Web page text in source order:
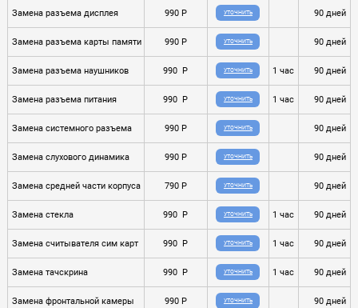
Замена разъема дисплея 990 P УТОЧНИТЬ 90 дней
Замена разъема карты памяти 990 P УТОЧНИТЬ 90 дней
Замена разъема наушников 990 P УТОЧНИТЬ 1 час 90 дней
Замена разъема питания 990 P УТОЧНИТЬ 1 час 90 дней
Замена системного разъема 990 P УТОЧНИТЬ 90 дней
Замена слухового динамика 990 P УТОЧНИТЬ 90 дней
Замена средней части корпуса 790 P УТОЧНИТЬ 90 дней
Замена стекла 990 P УТОЧНИТЬ 1 час 90 дней
Замена считывателя сим карт 990 P УТОЧНИТЬ 1 час 90 дней
Замена тачскрина 990 P УТОЧНИТЬ 1 час 90 дней
Замена фронтальной камеры 990 P УТОЧНИТЬ 90 дней